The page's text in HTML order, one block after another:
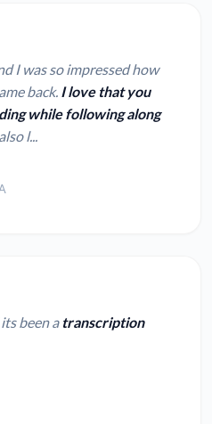
I was so impressed how
back. I love that you
while following along
l...
been a transcription